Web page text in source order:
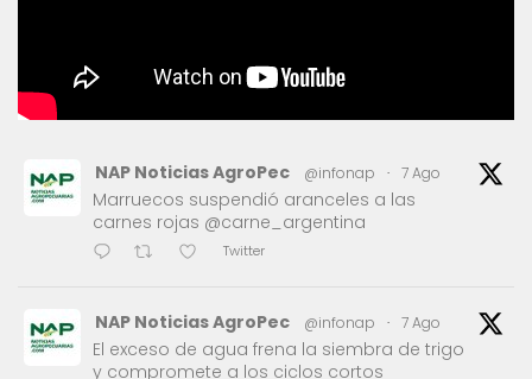
NAP Noticias AgroPec @infonap · 7 Ago
Marruecos suspendió aranceles a las
carnes rojas @carne_argentina
Twitter
NAP Noticias AgroPec @infonap · 7 Ago
El exceso de agua frena la siembra de trigo
y compromete a los ciclos cortos